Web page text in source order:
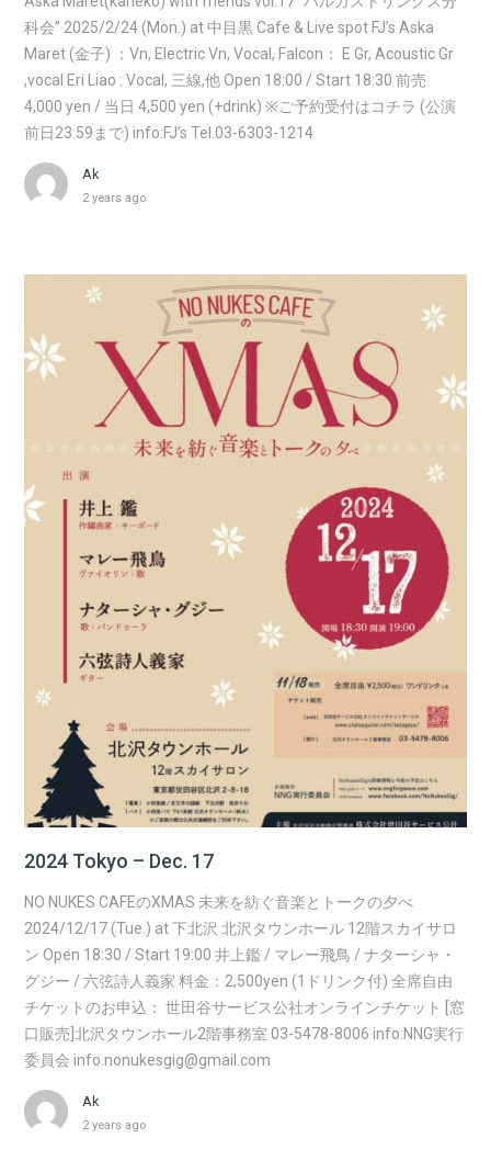
科会” 2025/2/24 (Mon.) at 中目黒 Cafe & Live spot FJ’s Aska
Maret (金子) ：Vn, Electric Vn, Vocal, Falcon： E Gr, Acoustic Gr
,vocal Eri Liao : Vocal, 三線,他 Open 18:00 / Start 18:30 前売
4,000 yen / 当日 4,500 yen (+drink) ※ご予約受付はコチラ (公演
前日23:59まで) info:FJ’s Tel.03-6303-1214
Ak
2 years ago
2024 Tokyo – Dec. 17
NO NUKES CAFEのXMAS 未来を紡ぐ音楽とトークの夕べ
2024/12/17 (Tue.) at 下北沢 北沢タウンホール 12階スカイサロ
ン Open 18:30 / Start 19:00 井上鑑 / マレー飛鳥 / ナターシャ・
グジー / 六弦詩人義家 料金：2,500yen (1ドリンク付) 全席自由
チケットのお申込： 世田谷サービス公社オンラインチケット [窓
口販売]北沢タウンホール2階事務室 03-5478-8006 info:NNG実行
委員会 info.nonukesgig@gmail.com
Ak
2 years ago